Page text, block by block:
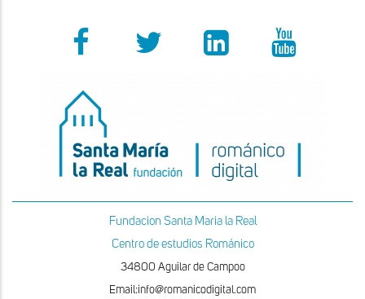
Fundacion Santa Maria la Real
Centro de estudios Románico
34800 Aguilar de Campoo
Email:info@romanicodigital.com